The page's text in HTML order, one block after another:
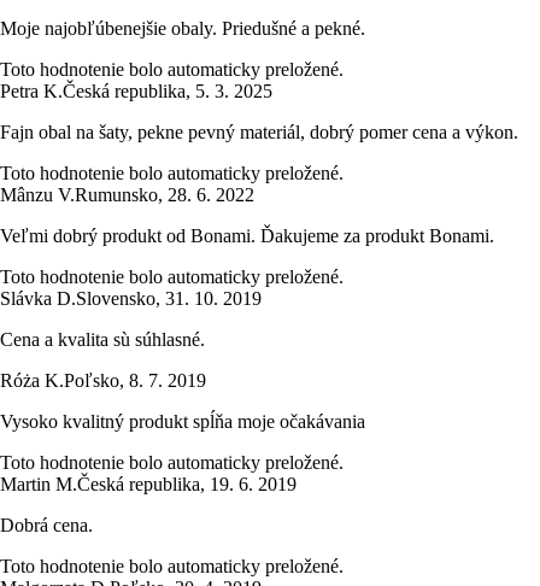
Moje najobľúbenejšie obaly. Priedušné a pekné.
Toto hodnotenie bolo automaticky preložené.
Petra K.Česká republika, 5. 3. 2025
Fajn obal na šaty, pekne pevný materiál, dobrý pomer cena a výkon.
Toto hodnotenie bolo automaticky preložené.
Mânzu V.Rumunsko, 28. 6. 2022
Veľmi dobrý produkt od Bonami. Ďakujeme za produkt Bonami.
Toto hodnotenie bolo automaticky preložené.
Slávka D.Slovensko, 31. 10. 2019
Cena a kvalita sù súhlasné.
Róża K.Poľsko, 8. 7. 2019
Vysoko kvalitný produkt spĺňa moje očakávania
Toto hodnotenie bolo automaticky preložené.
Martin M.Česká republika, 19. 6. 2019
Dobrá cena.
Toto hodnotenie bolo automaticky preložené.